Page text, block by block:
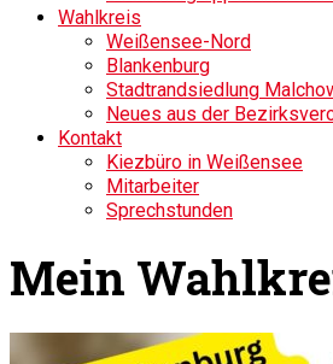
Wahlkreis
Weißensee-Nord
Blankenburg
Stadtrandsiedlung
Neues aus der
Kontakt
Kiezbüro in Weißensee
Mitarbeiter
Sprechstunden
Mein